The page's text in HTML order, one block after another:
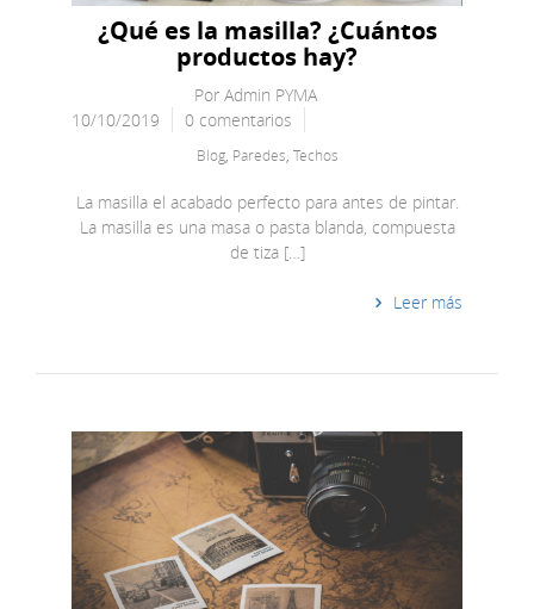
¿Qué es la masilla? ¿Cuántos
productos hay?
Por Admin PYMA
10/10/2019
0 comentarios
Blog, Paredes Techos
La masilla el acabado perfecto para antes de pintar.
La masilla es una masa o pasta blanda, compuesta
de tiza […]
Leer más